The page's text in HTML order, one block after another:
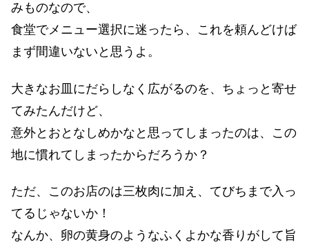
みものなので、
食堂でメニュー選択に迷ったら、これを頼んどけば
まず間違いないと思うよ。
大きなお皿にだらしなく広がるのを、ちょっと寄せ
てみたんだけど、
意外とおとなしめかなと思ってしまったのは、この
地に慣れてしまったからだろうか？
ただ、このお店のは三枚肉に加え、てびちまで入っ
てるじゃないか！
なんか、卵の黄身のようなふくよかな香りがして旨